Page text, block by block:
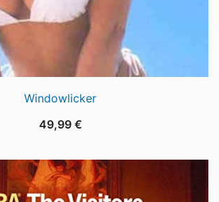
Windowlicker
49,99 €